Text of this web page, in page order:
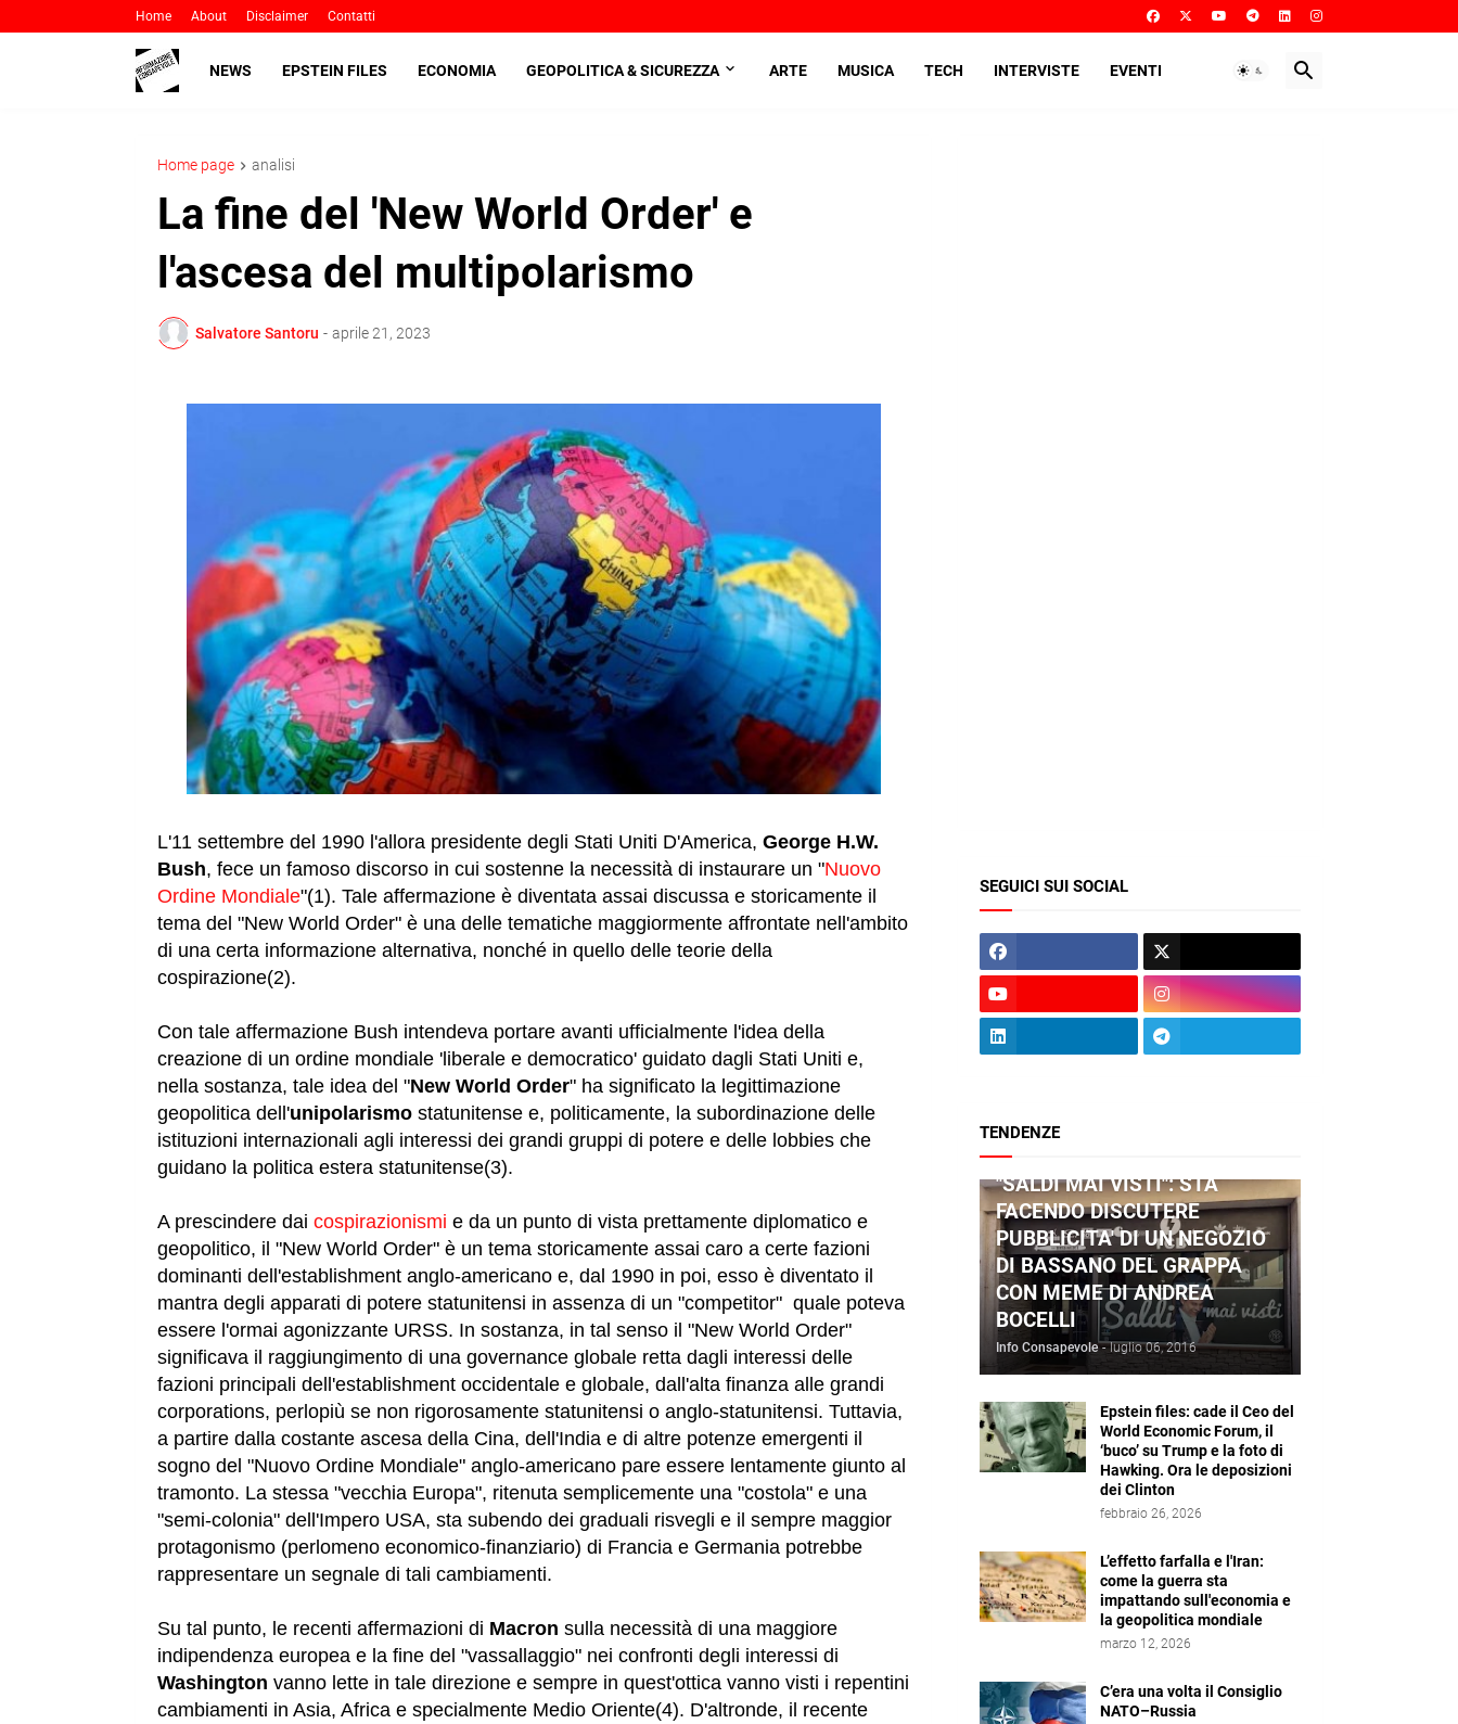
Home About Disclaimer Contatti
NEWS EPSTEIN FILES ECONOMIA GEOPOLITICA & SICUREZZA ARTE MUSICA TECH INTERVISTE EVENTI
Home page analisi
La fine del 'New World Order' e
l'ascesa del multipolarismo
Salvatore Santoru - aprile 21, 2023
L'11 settembre del 1990 l'allora presidente degli Stati Uniti D'America, George H.W.
Bush, fece un famoso discorso in cui sostenne la necessità di instaurare un "Nuovo
Ordine Mondiale"(1). Tale affermazione è diventata assai discussa e storicamente il
tema del "New World Order" è una delle tematiche maggiormente affrontate nell'ambito
di una certa informazione alternativa, nonché in quello delle teorie della
cospirazione(2).
Con tale affermazione Bush intendeva portare avanti ufficialmente l'idea della
creazione di un ordine mondiale 'liberale e democratico' guidato dagli Stati Uniti e,
nella sostanza, tale idea del "New World Order" ha significato la legittimazione
geopolitica dell'unipolarismo statunitense e, politicamente, la subordinazione delle
istituzioni internazionali agli interessi dei grandi gruppi di potere e delle lobbies che
guidano la politica estera statunitense(3).
A prescindere dai cospirazionismi e da un punto di vista prettamente diplomatico e
geopolitico, il "New World Order" è un tema storicamente assai caro a certe fazioni
dominanti dell'establishment anglo-americano e, dal 1990 in poi, esso è diventato il
mantra degli apparati di potere statunitensi in assenza di un "competitor" quale poteva
essere l'ormai agonizzante URSS. In sostanza, in tal senso il "New World Order"
significava il raggiungimento di una governance globale retta dagli interessi delle
fazioni principali dell'establishment occidentale e globale, dall'alta finanza alle grandi
corporations, perlopiù se non rigorosamente statunitensi o anglo-statunitensi. Tuttavia,
a partire dalla costante ascesa della Cina, dell'India e di altre potenze emergenti il
sogno del "Nuovo Ordine Mondiale" anglo-americano pare essere lentamente giunto al
tramonto. La stessa "vecchia Europa", ritenuta semplicemente una "costola" e una
"semi-colonia" dell'Impero USA, sta subendo dei graduali risvegli e il sempre maggior
protagonismo (perlomeno economico-finanziario) di Francia e Germania potrebbe
rappresentare un segnale di tali cambiamenti.
Su tal punto, le recenti affermazioni di Macron sulla necessità di una maggiore
indipendenza europea e la fine del "vassallaggio" nei confronti degli interessi di
Washington vanno lette in tale direzione e sempre in quest'ottica vanno visti i repentini
cambiamenti in Asia, Africa e specialmente Medio Oriente(4). D'altronde, il recente
SEGUICI SUI SOCIAL
TENDENZE
"SALDI MAI VISTI": STA
FACENDO DISCUTERE
PUBBLICITA' DI UN NEGOZIO
DI BASSANO DEL GRAPPA
CON MEME DI ANDREA
BOCELLI
Info Consapevole - luglio 06, 2016
Epstein files: cade il Ceo del
World Economic Forum, il
‘buco’ su Trump e la foto di
Hawking. Ora le deposizioni
dei Clinton
febbraio 26, 2026
L’effetto farfalla e l'Iran:
come la guerra sta
impattando sull'economia e
la geopolitica mondiale
marzo 12, 2026
C’era una volta il Consiglio
NATO–Russia